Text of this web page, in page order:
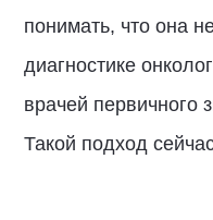
понимать, что она
диагностике
врачей первичного
Такой подход